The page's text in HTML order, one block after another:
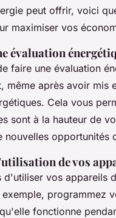
peut offrir, voici
maximiser vos
évaluation
faire une évaluation
même après avoir mis
Cela vous
sont à la hauteur de
nouvelles opportunités
de vos
d'utiliser vos appareils
programmez
fonctionne